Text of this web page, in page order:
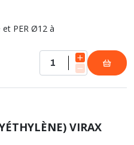
PER Ø12 à
VIRAX